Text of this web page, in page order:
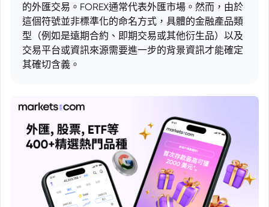
的外匯交易。FOREX通常代表外匯市場。然而，由於
這個符號並非標準化的命名方式，具體的金融產品類
型（例如是遠期合約、即期交易或其他衍生品）以及
交易平台或資訊來源需要進一步的背景資訊才能確定
其確切含義。